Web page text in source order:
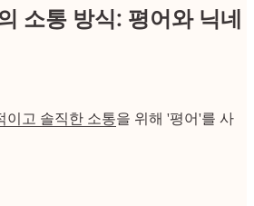
소통 방식: 평어와 닉네
이고 솔직한 소통을 위해 '평어'를 사